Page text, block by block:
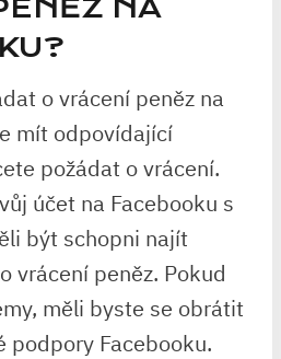
NA
o vrácení peněz na
mít odpovídající
požádat o vrácení.
účet na Facebooku s
být schopni najít
vrácení peněz. Pokud
měli byste se obrátit
podpory Facebooku.